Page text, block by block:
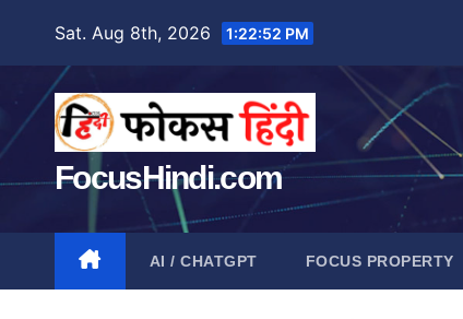
content
Sat. Aug 8th, 2026 1:22:53 PM
FocusHindi.com
AI / CHATGPT FOCUS PROPERTY